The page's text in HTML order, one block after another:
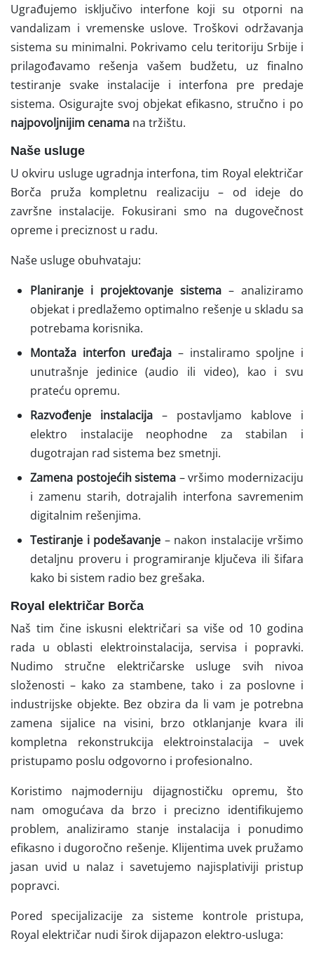
Ugrađujemo isključivo interfone koji su otporni na
vandalizam i vremenske uslove. Troškovi održavanja
sistema su minimalni. Pokrivamo celu teritoriju Srbije i
prilagođavamo rešenja vašem budžetu, uz finalno
testiranje svake instalacije i interfona pre predaje
sistema. Osigurajte svoj objekat efikasno, stručno i po
najpovoljnijim cenama na tržištu.
Naše usluge
U okviru usluge ugradnja interfona, tim Royal električar
Borča pruža kompletnu realizaciju – od ideje do
završne instalacije. Fokusirani smo na dugovečnost
opreme i preciznost u radu.
Naše usluge obuhvataju:
Planiranje i projektovanje sistema – analiziramo
objekat i predlažemo optimalno rešenje u skladu sa
potrebama korisnika.
Montaža interfon uređaja – instaliramo spoljne i
unutrašnje jedinice (audio ili video), kao i svu
prateću opremu.
Razvođenje instalacija – postavljamo kablove i
elektro instalacije neophodne za stabilan i
dugotrajan rad sistema bez smetnji.
Zamena postojećih sistema – vršimo modernizaciju
i zamenu starih, dotrajalih interfona savremenim
digitalnim rešenjima.
Testiranje i podešavanje – nakon instalacije vršimo
detaljnu proveru i programiranje ključeva ili šifara
kako bi sistem radio bez grešaka.
Royal električar Borča
Naš tim čine iskusni električari sa više od 10 godina
rada u oblasti elektroinstalacija, servisa i popravki.
Nudimo stručne električarske usluge svih nivoa
složenosti – kako za stambene, tako i za poslovne i
industrijske objekte. Bez obzira da li vam je potrebna
zamena sijalice na visini, brzo otklanjanje kvara ili
kompletna rekonstrukcija elektroinstalacija – uvek
pristupamo poslu odgovorno i profesionalno.
Koristimo najmoderniju dijagnostičku opremu, što
nam omogućava da brzo i precizno identifikujemo
problem, analiziramo stanje instalacija i ponudimo
efikasno i dugoročno rešenje. Klijentima uvek pružamo
jasan uvid u nalaz i savetujemo najisplativiji pristup
popravci.
Pored specijalizacije za sisteme kontrole pristupa,
Royal električar nudi širok dijapazon elektro-usluga: